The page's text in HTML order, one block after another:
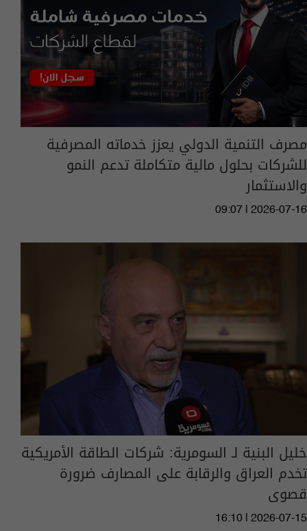
مصرف التنمية الدولي يعزز خدماته المصرفية
للشركات بحلول مالية متكاملة تدعم النمو
والاستثمار
09:07 | 2026-07-16
خليل البنية لـ السومرية: شركات الطاقة الأمريكية
تخدم العراق والرقابة على المصارف ضرورة
قصوى
16:10 | 2026-07-15